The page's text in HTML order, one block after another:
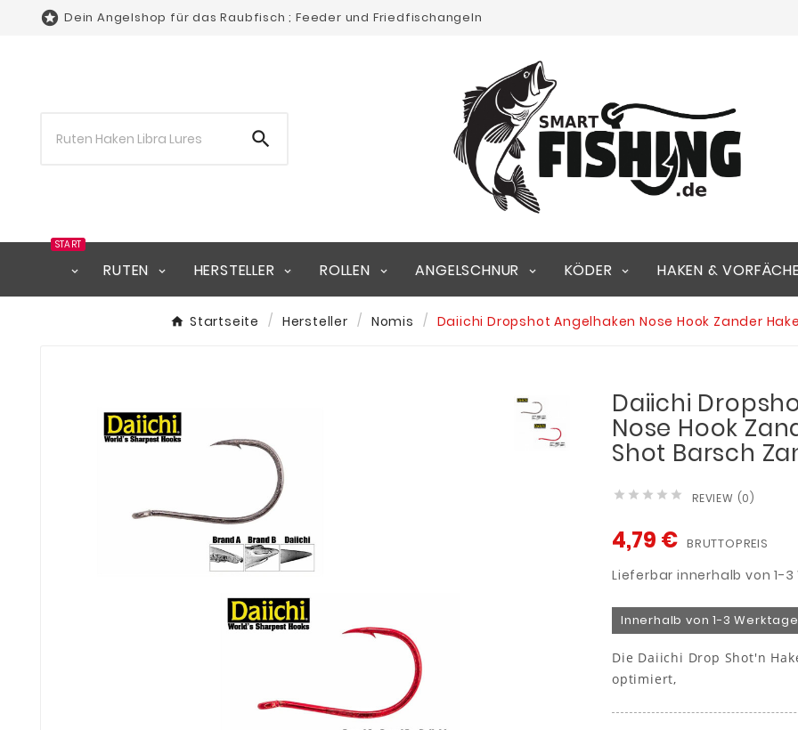
 Dein Angelshop für das Raubfisch ; Feeder und Friedfischangeln

START
RUTEN HERSTELLER ROLLEN ANGELSCHNUR KÖDER HAKEN &
Startseite Hersteller Nomis Daiichi Dropshot Angelhaken Nose Hook Zander
Daiichi
Nose Hook
Shot Barsch
     REVIEW (0)
4,79 € BRUTTOPREIS
Lieferbar innerhalb von 1-
Innerhalb von 1-3
Die Daiichi Drop Shot'n
optimiert,